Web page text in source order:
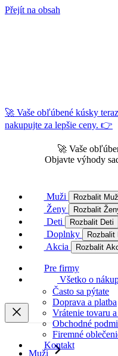
Přejít na obsah
🚀 Vaše obľúbené kúsky
nakupujte za lepšie ceny. 👉
🚀 Vaše
Objavte výhody
Muži Rozbalit
Ženy Rozbalit
Deti Rozbalit Deti
Doplnky Rozbalit
Akcia Rozbalit
Pre firmy
Všetko o
Často sa pýtate
Doprava a platba
Vrátenie tovaru
Obchodné
Firemné
Kontakt
Muži